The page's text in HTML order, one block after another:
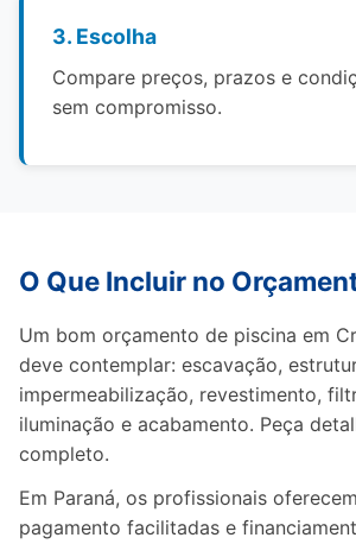
3. Escolha
Compare preços, prazos e
sem compromisso.
O Que Incluir no
Um bom orçamento de piscina em
deve contemplar: escavação,
impermeabilização, revestimento,
iluminação e acabamento. Peça
completo.
Em Paraná, os profissionais
pagamento facilitadas e